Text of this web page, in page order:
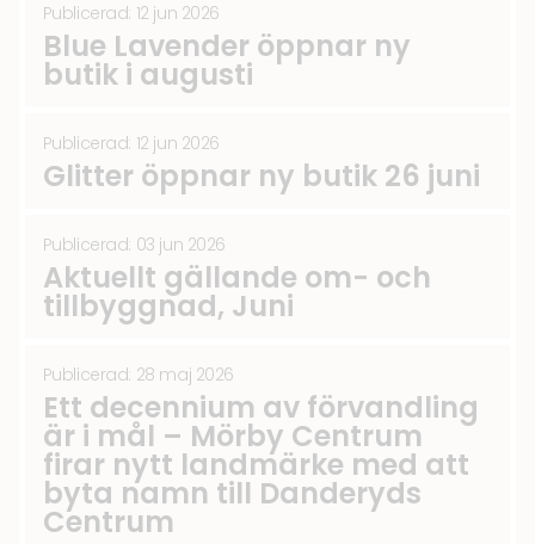
Litteratur & Signeringar
Tävlingar & Erbjudanden
Senaste nytt om fastigheten(22)
Glasögon
Musik & Uppträdanden(11)
Publicerad: 12 jun 2026
Blue Lavender öppnar ny
butik i augusti
Publicerad: 12 jun 2026
Glitter öppnar ny butik 26 juni
Publicerad: 03 jun 2026
Aktuellt gällande om- och
tillbyggnad, Juni
Publicerad: 28 maj 2026
Ett decennium av förvandling
är i mål – Mörby Centrum
firar nytt landmärke med att
byta namn till Danderyds
Centrum